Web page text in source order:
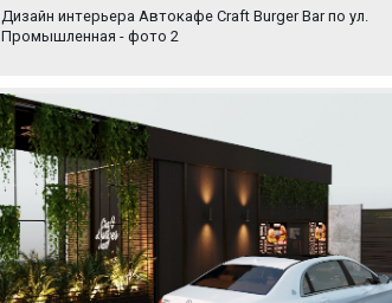
Дизайн интерьера Автокафе Craft Burger Bar по ул.
Промышленная - фото 2